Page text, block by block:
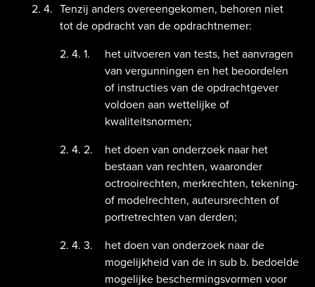
Tenzij anders overeengekomen, behoren niet
tot de opdracht van de opdrachtnemer:
het uitvoeren van tests, het aanvragen
van vergunningen en het beoordelen
of instructies van de opdrachtgever
voldoen aan wettelijke of
kwaliteitsnormen;
het doen van onderzoek naar het
bestaan van rechten, waaronder
octrooirechten, merkrechten, tekening-
of modelrechten, auteursrechten of
portretrechten van derden;
het doen van onderzoek naar de
mogelijkheid van de in sub b. bedoelde
mogelijke beschermingsvormen voor